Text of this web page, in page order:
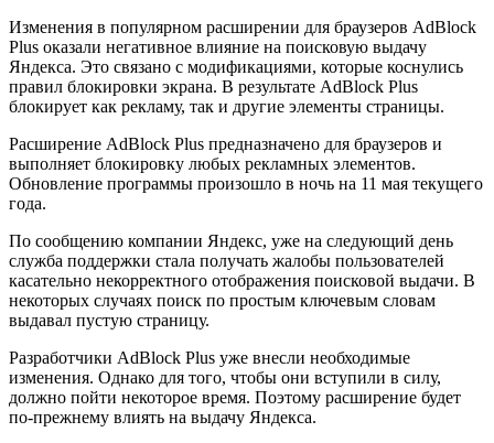
Изменения в популярном расширении для браузеров AdBlock
Plus оказали негативное влияние на поисковую выдачу
Яндекса. Это связано с модификациями, которые коснулись
правил блокировки экрана. В результате AdBlock Plus
блокирует как рекламу, так и другие элементы страницы.
Расширение AdBlock Plus предназначено для браузеров и
выполняет блокировку любых рекламных элементов.
Обновление программы произошло в ночь на 11 мая текущего
года.
По сообщению компании Яндекс, уже на следующий день
служба поддержки стала получать жалобы пользователей
касательно некорректного отображения поисковой выдачи. В
некоторых случаях поиск по простым ключевым словам
выдавал пустую страницу.
Разработчики AdBlock Plus уже внесли необходимые
изменения. Однако для того, чтобы они вступили в силу,
должно пойти некоторое время. Поэтому расширение будет
по-прежнему влиять на выдачу Яндекса.